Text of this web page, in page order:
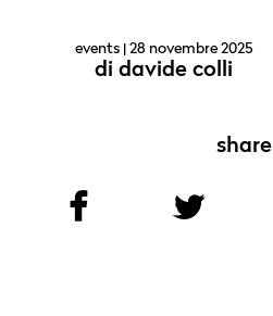
events| 28 novembre 2025
didavide colli
share